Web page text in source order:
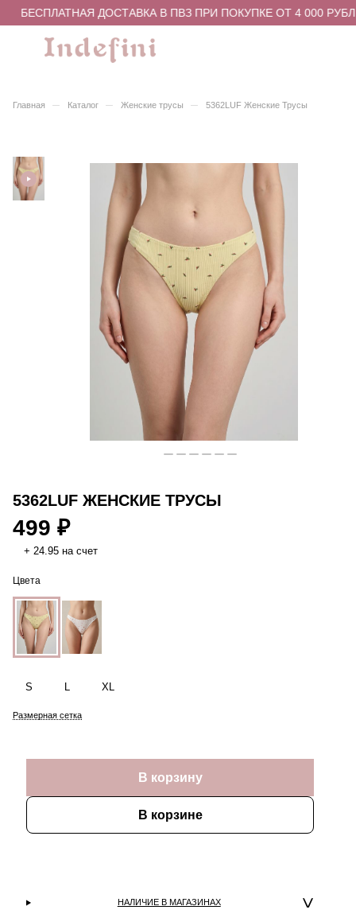
БЕСПЛАТНАЯ ДОСТАВКА В ПВЗ ПРИ ПОКУПКЕ ОТ 4 000
Главная – Каталог – Женские трусы – 5362LUF Женские Трусы
5362LUF ЖЕНСКИЕ ТРУСЫ
499 ₽
+ 24.95 на счет
Цвета
S L XL
Размерная сетка
В корзину
В корзине
НАЛИЧИЕ В МАГАЗИНАХ